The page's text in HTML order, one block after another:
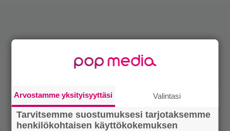
Arvostamme yksityisyyttäsi Valintasi
Tarvitsemme suostumuksesi tarjotaksemme
henkilökohtaisen käyttökokemuksen